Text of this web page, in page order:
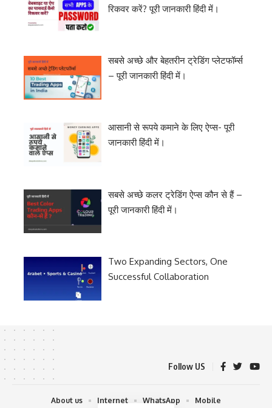
रिकवर करें? पूरी जानकारी हिंदी में।
सबसे अच्छे और बेहतरीन ट्रेडिंग प्लेटफॉर्म्स
– पूरी जानकारी हिंदी में।
आसानी से रूपये कमाने के लिए ऐप्स- पूरी
जानकारी हिंदी में।
सबसे अच्छे कलर ट्रेडिंग ऐप्स कौन से हैं –
पूरी जानकारी हिंदी में।
Two Expanding Sectors, One
Successful Collaboration
Follow US
About us Internet WhatsApp Mobile